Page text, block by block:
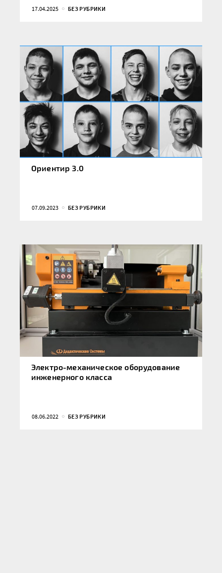
17.04.2025 БЕЗ РУБРИКИ
Ориентир 3.0
07.09.2023 БЕЗ РУБРИКИ
Электро-механическое оборудование
инженерного класса
08.06.2022 БЕЗ РУБРИКИ